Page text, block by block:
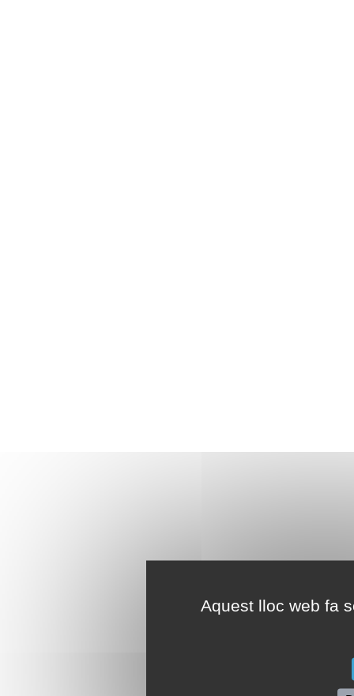
Aquest lloc web fa